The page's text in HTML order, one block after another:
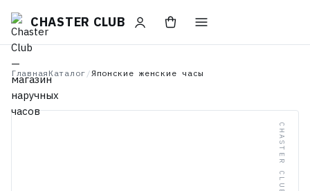
CHASTER CLUB
Главная Каталог /Японские женские часы
CHASTER CLUB